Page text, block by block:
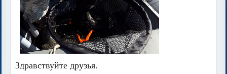
Здравствуйте друзья.